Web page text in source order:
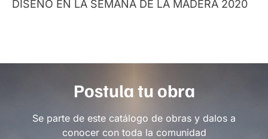
DISEÑO EN LA SEMANA DE LA MADERA 2020
Postula tu obra
Se parte de este catálogo de obras y dalos a
conocer con toda la comunidad